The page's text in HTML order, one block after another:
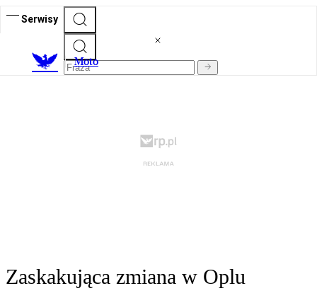
Serwisy
Moto
Zaskakująca zmiana w Oplu